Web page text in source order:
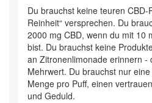
Du brauchst keine teuren CBD-
Reinheit“ versprechen. Du
2000 mg CBD, wenn du mit 10
bist. Du brauchst keine
an Zitronenlimonade erinnern -
Mehrwert. Du brauchst nur
Menge pro Puff, einen
und Geduld.